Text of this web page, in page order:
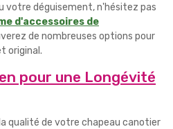
votre déguisement, n'hésitez pas
d'accessoires de
de nombreuses options pour
original.
pour une Longévité
qualité de votre chapeau canotier